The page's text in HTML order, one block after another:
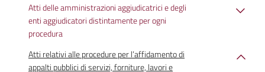
Atti delle amministrazioni aggiudicatrici e degli
enti aggiudicatori distintamente per ogni
procedura
Atti relativi alle procedure per l’affidamento di
appalti pubblici di servizi, forniture, lavori e